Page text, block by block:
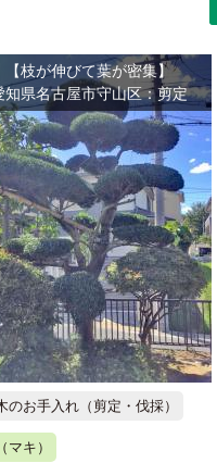
【枝が伸びて葉が密集】
知県名古屋市守山区：剪定
のお手入れ（剪定・伐採）
マキ）